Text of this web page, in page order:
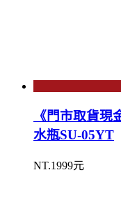
《門市取貨
水瓶SU-05YT
NT.1999元